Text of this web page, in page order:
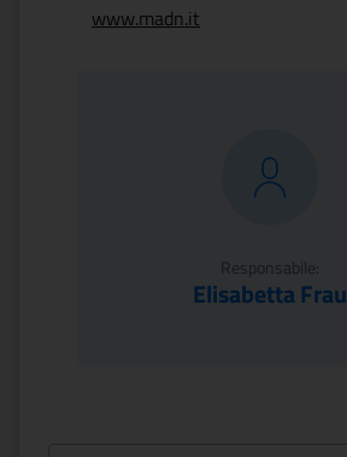
www.madn.it
Responsabile:
Elisabetta Frau